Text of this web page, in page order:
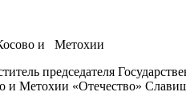
и Метохии
председателя
и Метохии «Отечество»